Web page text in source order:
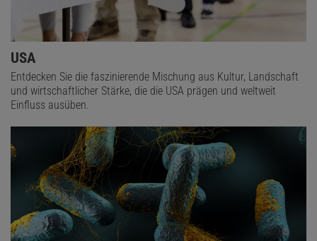
USA
Entdecken Sie die faszinierende Mischung aus Kultur, Landschaft
und wirtschaftlicher Stärke, die die USA prägen und weltweit
Einfluss ausüben.